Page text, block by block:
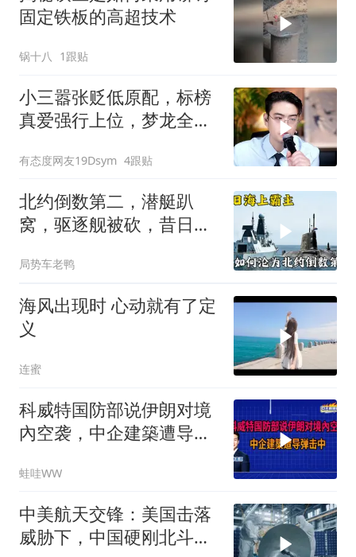
固定铁板的高超技术
锅十八 1跟贴
小三嚣张贬低原配，标榜
真爱强行上位，梦龙全程
有态度网友19Dsym 4跟贴
北约倒数第二，潜艇趴
窝，驱逐舰被砍，昔日的
局势车老鸭
海风出现时 心动就有了定
义
连蜜
科威特国防部说伊朗对境
內空袭，中企建築遭导弹
延廷｜辣晚报20260806
蛙哇WW
中美航天交锋：美国击落
威胁下，中国硬刚北斗升